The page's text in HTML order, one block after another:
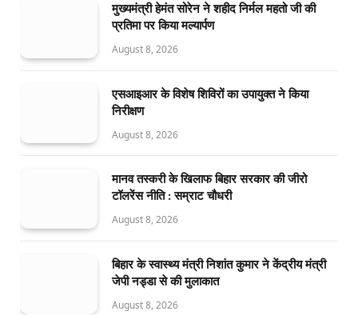
मुख्यमंत्री हेमंत सोरेन ने शहीद निर्मल महतो जी की
प्रतिमा पर किया मल्यार्पण
August 8, 2026
एसआइआर के विशेष शिविरों का उपायुक्त ने किया
निरीक्षण
August 8, 2026
मानव तस्करी के खिलाफ बिहार सरकार की जीरो
टॉलरेंस नीति : सम्राट चौधरी
August 8, 2026
बिहार के स्वास्थ्य मंत्री निशांत कुमार ने केंद्रीय मंत्री
जेपी नड्डा से की मुलाकात
August 8, 2026